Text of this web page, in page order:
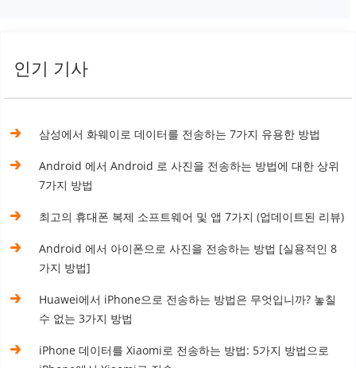
인기 기사
삼성에서 화웨이로 데이터를 전송하는 7가지 유용한 방법
Android 에서 Android 로 사진을 전송하는 방법에 대한 상위
7가지 방법
최고의 휴대폰 복제 소프트웨어 및 앱 7가지 (업데이트된 리뷰)
Android 에서 아이폰으로 사진을 전송하는 방법 [실용적인 8
가지 방법]
Huawei에서 iPhone으로 전송하는 방법은 무엇입니까? 놓칠
수 없는 3가지 방법
iPhone 데이터를 Xiaomi로 전송하는 방법: 5가지 방법으로